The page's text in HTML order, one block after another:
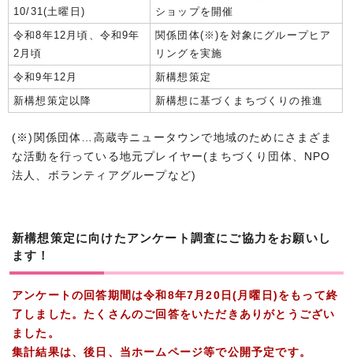
10/31(土曜日)
ショップを開催
令和8年12月頃、令和9年
2月頃
関係団体(※)を対象にグループヒア
リングを実施
令和9年12月
新構想策定
新構想策定以降
新構想に基づくまちづくりの推進
(※)関係団体…高蔵寺ニュータウンで地域のためにさまざま
な活動を行っている地元プレイヤー(まちづくり団体、NPO
法人、ボランティアグループなど)
新構想策定に向けたアンケート調査にご協力をお願いし
ます！
アンケートの回答期間は令和8年7月20日(月曜日)をもって終
了しました。たくさんのご回答をいただきありがとうござい
ました。
集計結果は、後日、当ホームページ等で公開予定です。